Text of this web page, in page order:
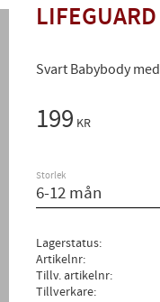
Svart Babybody
199 KR
Storlek
Lagerstatus
Artikelnr
Tillv. artikelnr
Tillverkare